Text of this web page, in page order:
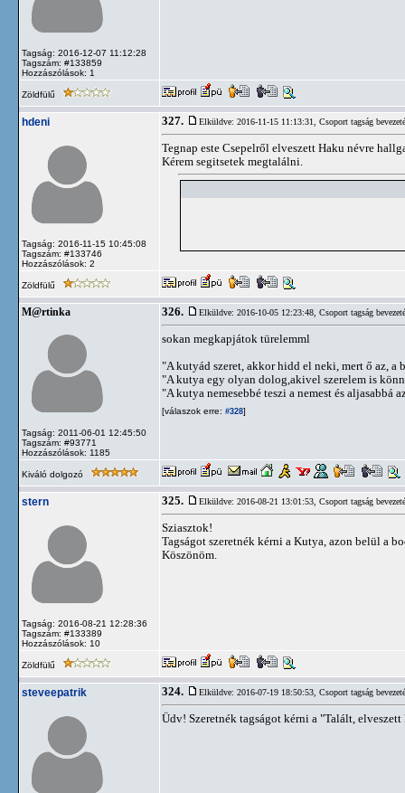
Tagság: 2016-12-07 11:12:28
Tagszám: #133859
Hozzászólások: 1
Zöldfülű
hdeni
Tagság: 2016-11-15 10:45:08
Tagszám: #133746
Hozzászólások: 2
327. Elküldve: 2016-11-15 11:13:31, Csoport tagság
Tegnap este Csepelről elveszett Haku névre
Kérem segitsetek megtalálni.
Zöldfülű
M@rtinka
Tagság: 2011-06-01 12:45:50
Tagszám: #93771
Hozzászólások: 1185
326. Elküldve: 2016-10-05 12:23:48, Csoport tagság
sokan megkapjátok türelemml
"A kutyád szeret, akkor hidd el neki, mert ő az, a
"A kutya egy olyan dolog,akivel szerelem is
"A kutya nemesebbé teszi a nemest és aljasabbá
[válaszok erre: #328]
Kiváló dolgozó
stern
Tagság: 2016-08-21 12:28:36
Tagszám: #133389
Hozzászólások: 10
325. Elküldve: 2016-08-21 13:01:53, Csoport tagság
Sziasztok!
Tagságot szeretnék kérni a Kutya, azon belül a
Köszönöm.
Zöldfülű
steveepatrik 324. Elküldve: 2016-07-19 18:50:53, Csoport tagság
Üdv! Szeretnék tagságot kérni a "Talált,